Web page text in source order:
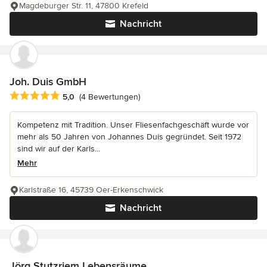
Nachricht
Magdeburger Str. 11, 47800 Krefeld
Joh. Duis GmbH
Durchschnittliche Bewertung: 5 von 5 Sternen
5,0 (4 Bewertungen)
Kompetenz mit Tradition. Unser Fliesenfachgeschäft wurde vor
mehr als 50 Jahren von Johannes Duis gegründet. Seit 1972
sind wir auf der Karls...
Mehr
Nachricht
Karlstraße 16, 45739 Oer-Erkenschwick